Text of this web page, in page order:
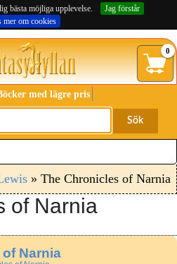
bästa möjliga upplevelse.
Jag förstår
mer om cookies
0
med lägre pris
Sök
» The Chronicles of Narnia
of Narnia
Narnia